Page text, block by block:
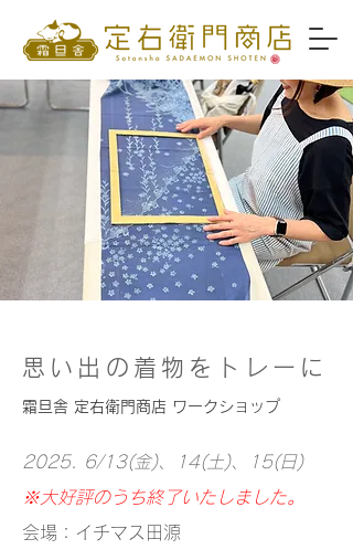
思い出の着物をトレーに
霜旦舎 定右衛門商店 ワークショップ
​​2025. 6/13(金)、14(土)、15(日)
※大好評のうち終了いたしました。
会場：イチマス田源